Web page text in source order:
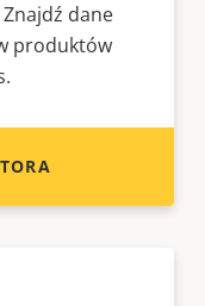
dane
produktów